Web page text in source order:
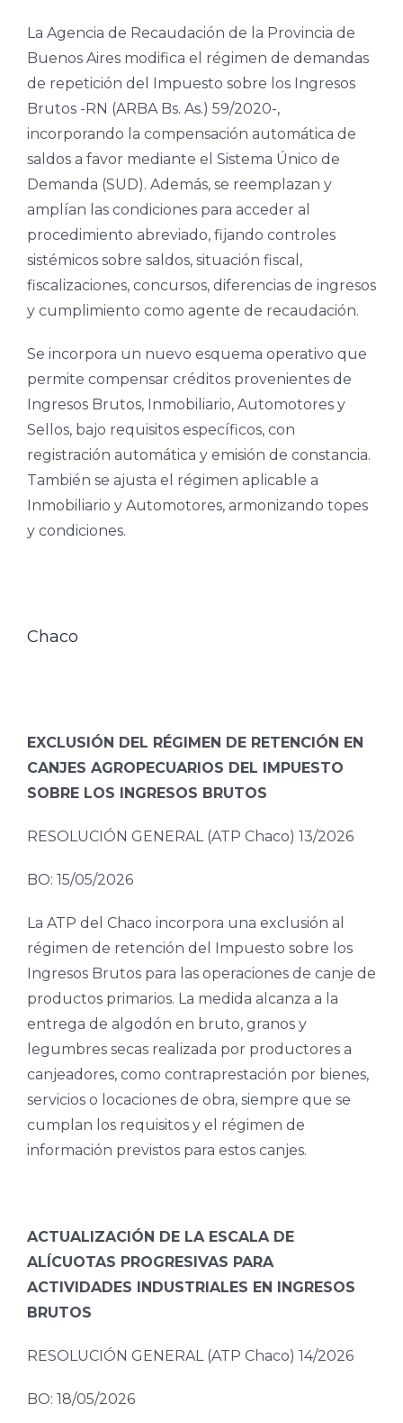
La Agencia de Recaudación de la Provincia de
Buenos Aires modifica el régimen de demandas
de repetición del Impuesto sobre los Ingresos
Brutos -RN (ARBA Bs. As.) 59/2020-,
incorporando la compensación automática de
saldos a favor mediante el Sistema Único de
Demanda (SUD). Además, se reemplazan y
amplían las condiciones para acceder al
procedimiento abreviado, fijando controles
sistémicos sobre saldos, situación fiscal,
fiscalizaciones, concursos, diferencias de ingresos
y cumplimiento como agente de recaudación.
Se incorpora un nuevo esquema operativo que
permite compensar créditos provenientes de
Ingresos Brutos, Inmobiliario, Automotores y
Sellos, bajo requisitos específicos, con
registración automática y emisión de constancia.
También se ajusta el régimen aplicable a
Inmobiliario y Automotores, armonizando topes
y condiciones.
Chaco
EXCLUSIÓN DEL RÉGIMEN DE RETENCIÓN EN
CANJES AGROPECUARIOS DEL IMPUESTO
SOBRE LOS INGRESOS BRUTOS
RESOLUCIÓN GENERAL (ATP Chaco) 13/2026
BO: 15/05/2026
La ATP del Chaco incorpora una exclusión al
régimen de retención del Impuesto sobre los
Ingresos Brutos para las operaciones de canje de
productos primarios. La medida alcanza a la
entrega de algodón en bruto, granos y
legumbres secas realizada por productores a
canjeadores, como contraprestación por bienes,
servicios o locaciones de obra, siempre que se
cumplan los requisitos y el régimen de
información previstos para estos canjes.
ACTUALIZACIÓN DE LA ESCALA DE
ALÍCUOTAS PROGRESIVAS PARA
ACTIVIDADES INDUSTRIALES EN INGRESOS
BRUTOS
RESOLUCIÓN GENERAL (ATP Chaco) 14/2026
BO: 18/05/2026